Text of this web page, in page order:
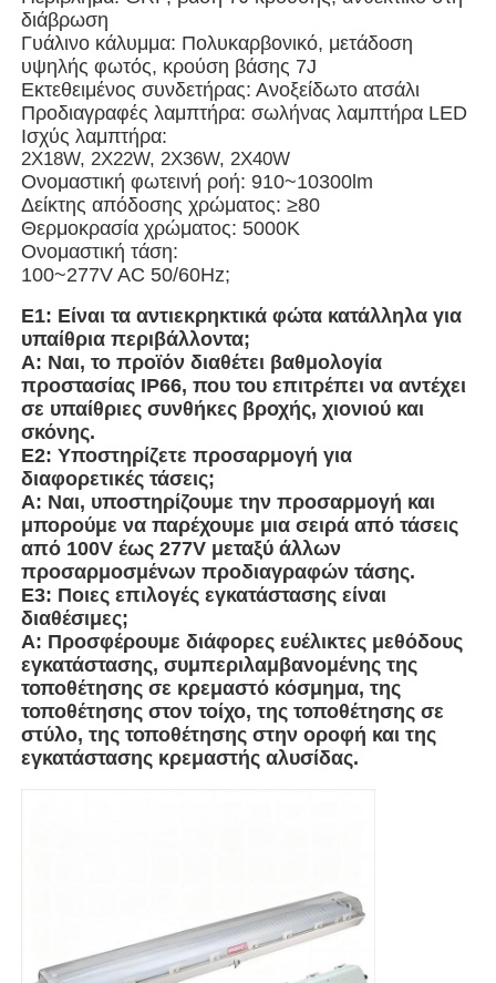
Γύρος εργοστασίων
Ποιοτικός έλεγχος
επαφή
Ζητήστε ένα απόσπασμα
Explosionproof φωτισμός
Explosionproof φως συναγερμών
ανεμιστήρας με προστασία από έκρηξη
Πυροσβεστικό κουτί
αντιεκρηκτικός διακόπτης
Πυροσβεστικά αδένες καλωδίων
explosionproof βούλωμα και υποδοχή
διάβρωση
Γυάλινο κάλυμμα: Πολυκαρβονικό, μετάδοση
υψηλής φωτός, κρούση βάσης 7J
Εκτεθειμένος συνδετήρας: Ανοξείδωτο ατσάλι
Προδιαγραφές λαμπτήρα: σωλήνας λαμπτήρα LED
Ισχύς λαμπτήρα:
2X18W, 2X22W, 2X36W, 2X40W
Ονομαστική φωτεινή ροή: 910~10300lm
Δείκτης απόδοσης χρώματος: ≥80
Θερμοκρασία χρώματος: 5000K
Ονομαστική τάση:
100~277V AC 50/60Hz;
Ε1: Είναι τα αντιεκρηκτικά φώτα κατάλληλα για
υπαίθρια περιβάλλοντα;
Α: Ναι, το προϊόν διαθέτει βαθμολογία
προστασίας IP66, που του επιτρέπει να αντέχει
σε υπαίθριες συνθήκες βροχής, χιονιού και
σκόνης.
Ε2: Υποστηρίζετε προσαρμογή για
διαφορετικές τάσεις;
Α: Ναι, υποστηρίζουμε την προσαρμογή και
μπορούμε να παρέχουμε μια σειρά από τάσεις
από 100V έως 277V μεταξύ άλλων
προσαρμοσμένων προδιαγραφών τάσης.
Ε3: Ποιες επιλογές εγκατάστασης είναι
διαθέσιμες;
Α: Προσφέρουμε διάφορες ευέλικτες μεθόδους
εγκατάστασης, συμπεριλαμβανομένης της
τοποθέτησης σε κρεμαστό κόσμημα, της
τοποθέτησης στον τοίχο, της τοποθέτησης σε
στύλο, της τοποθέτησης στην οροφή και της
εγκατάστασης κρεμαστής αλυσίδας.